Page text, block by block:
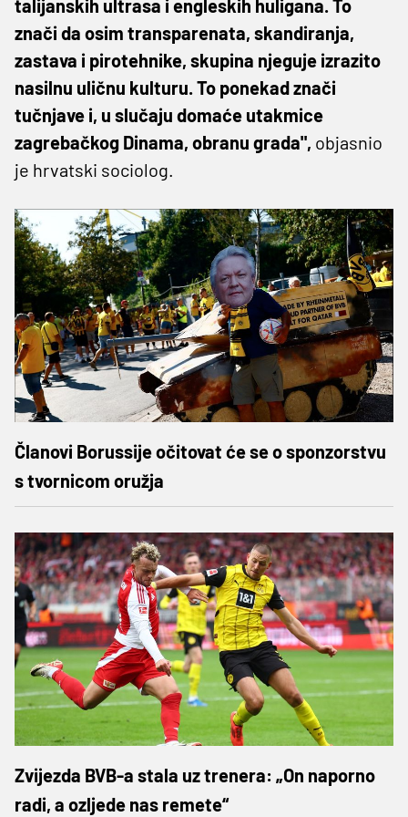
talijanskih ultrasa i engleskih huligana. To
znači da osim transparenata, skandiranja,
zastava i pirotehnike, skupina njeguje izrazito
nasilnu uličnu kulturu. To ponekad znači
tučnjave i, u slučaju domaće utakmice
zagrebačkog Dinama, obranu grada", objasnio
je hrvatski sociolog.
Članovi Borussije očitovat će se o sponzorstvu
s tvornicom oružja
Zvijezda BVB-a stala uz trenera: „On naporno
radi, a ozljede nas remete“